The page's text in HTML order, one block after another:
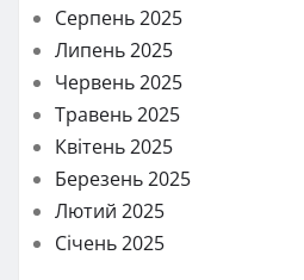
Серпень 2025
Липень 2025
Червень 2025
Травень 2025
Квітень 2025
Березень 2025
Лютий 2025
Січень 2025